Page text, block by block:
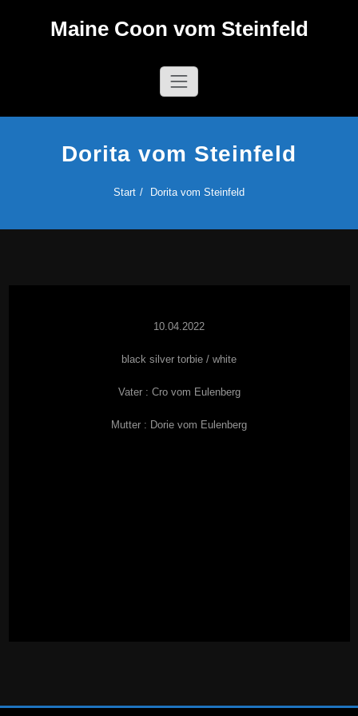
Maine Coon vom Steinfeld
Dorita vom Steinfeld
Start Dorita vom Steinfeld
10.04.2022
black silver torbie / white
Vater : Cro vom Eulenberg
Mutter : Dorie vom Eulenberg